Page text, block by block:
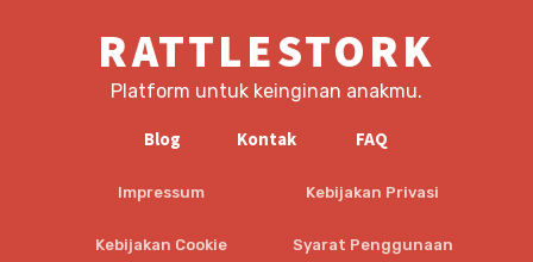
RATTLESTORK
Platform untuk keinginan anakmu.
Blog Kontak FAQ
Impressum Kebijakan Privasi
Kebijakan Cookie Syarat Penggunaan